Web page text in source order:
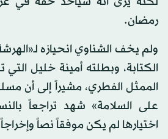
رمضان.
ولم يخف الشناوي انحيازه
الكتابة، وبطلته أمينة خليل
على السلامة» شهد تراجعاً
اختيارها لم يكن موفقاً نصاً